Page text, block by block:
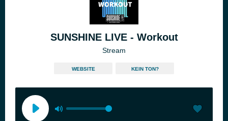
SUNSHINE LIVE - Workout
Stream
WEBSITE KEIN TON?